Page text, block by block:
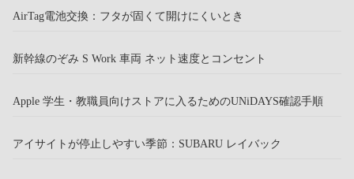
AirTag電池交換：フタが固くて開けにくいとき
新幹線のぞみ S Work 車両 ネット速度とコンセント
Apple 学生・教職員向けストアに入るためのUNiDAYS確認手順
アイサイトが停止しやすい季節：SUBARU レイバック